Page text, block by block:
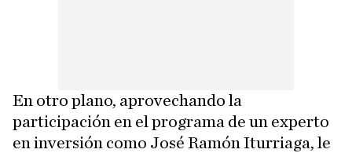
En otro plano, aprovechando la
participación en el programa de un experto
en inversión como José Ramón Iturriaga, le